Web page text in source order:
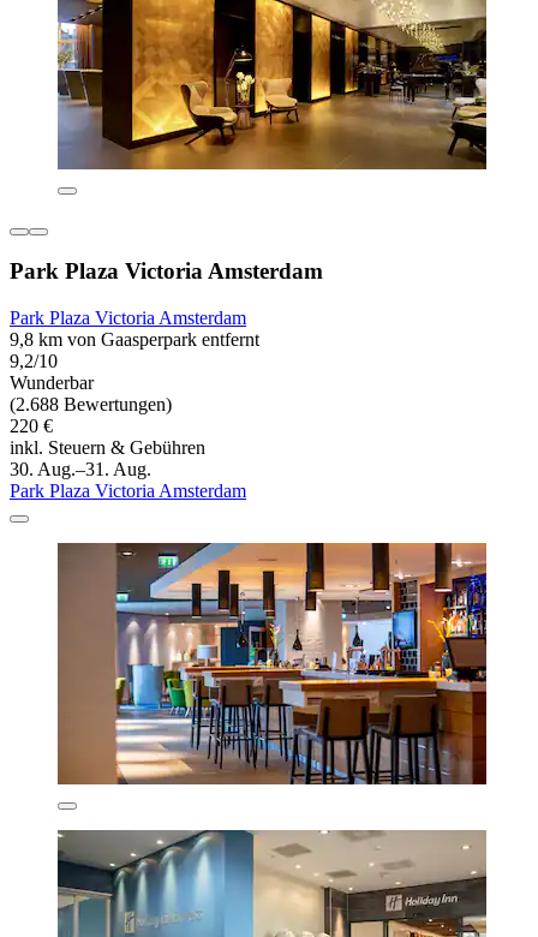
Park Plaza Victoria Amsterdam
Park Plaza Victoria Amsterdam
9,8 km von Gaasperpark entfernt
9,2/10
Wunderbar
(2.688 Bewertungen)
220 €
inkl. Steuern & Gebühren
30. Aug.–31. Aug.
Park Plaza Victoria Amsterdam